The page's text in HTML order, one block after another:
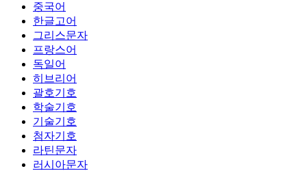
중국어
한글고어
그리스문자
프랑스어
독일어
히브리어
괄호기호
학술기호
기술기호
첨자기호
라틴문자
러시아문자